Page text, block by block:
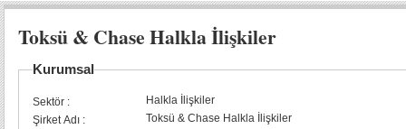
Toksü & Chase Halkla İlişkiler
Kurumsal
Sektör :
Halkla İlişkiler
Şirket Adı :
Toksü & Chase Halkla İlişkiler